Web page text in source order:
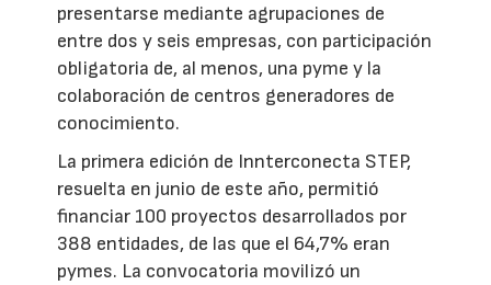
presentarse mediante agrupaciones de
entre dos y seis empresas, con participación
obligatoria de, al menos, una pyme y la
colaboración de centros generadores de
conocimiento.
La primera edición de Innterconecta STEP,
resuelta en junio de este año, permitió
financiar 100 proyectos desarrollados por
388 entidades, de las que el 64,7% eran
pymes. La convocatoria movilizó un